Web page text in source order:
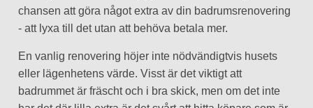
chansen att göra något extra av din badrumsrenovering
- att lyxa till det utan att behöva betala mer.
En vanlig renovering höjer inte nödvändigtvis husets
eller lägenhetens värde. Visst är det viktigt att
badrummet är fräscht och i bra skick, men om det inte